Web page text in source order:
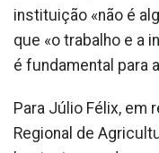
instituição «não é
que «o trabalho e a
é fundamental para
Para Júlio Félix, em
Regional de